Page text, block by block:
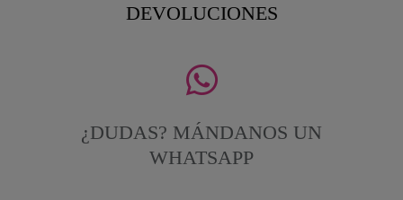
DEVOLUCIONES
¿DUDAS? MÁNDANOS UN
WHATSAPP